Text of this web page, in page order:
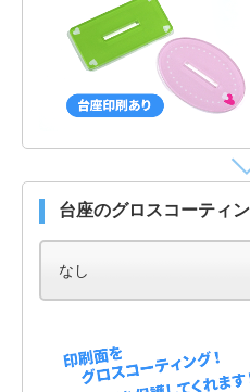
台座のグロスコーティ